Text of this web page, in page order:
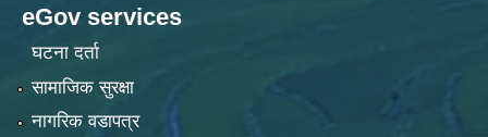
eGov services
घटना दर्ता
सामाजिक सुरक्षा
नागरिक वडापत्र